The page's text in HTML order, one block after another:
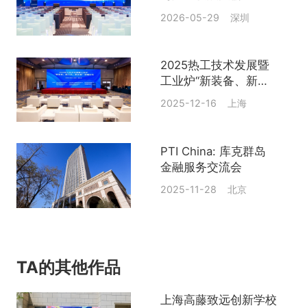
2026-05-29 深圳
2025热工技术发展暨
工业炉“新装备、新工
艺、新发展”前瞻论坛
2025-12-16 上海
PTI China: 库克群岛
金融服务交流会
2025-11-28 北京
TA的其他作品
上海高藤致远创新学校